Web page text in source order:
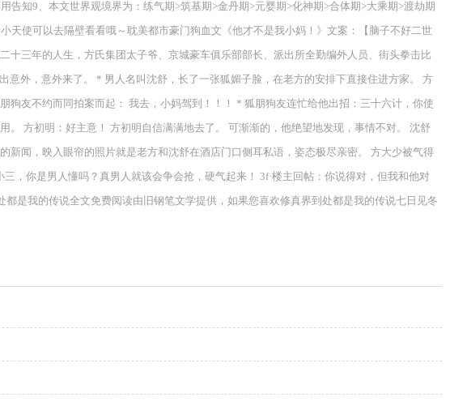
知9、本文世界观境界为：练气期>筑基期>金丹期>元婴期>化神期>合体期>大乘期>渡劫期
隔壁看看哦～耽美都市豪门狗血文《他才不是我小妈！》文案：【脑子不好二世
三年的人生，方氏集团太子爷、京城豪车俱乐部部长、派出所全勤编外人员、街头拳击比
外，意外来了。 * 男人名叫沈舒，长了一张狐媚子脸，在老方的安排下直接住进方家。 方
友不约而同拍案而起： 我去，小妈驾到！！！ * 狐朋狗友连忙给他出招：三十六计，你使
方初明：好主意！ 方初明自信满满地去了。 可渐渐的，他绝望地发现，事情不对。 沈舒
闻，映入眼帘的照片就是老方和沈舒在酒店门口侧耳私语，姿态极尽亲密。 方大少被气得
，你是男人懂吗？真男人就该会争会抢，硬气起来！ 3f·楼主回帖：你说得对，但我和他对
是我的传说全文免费阅读由旧钢笔文学提供，如果您喜欢修真界到处都是我的传说七日见冬